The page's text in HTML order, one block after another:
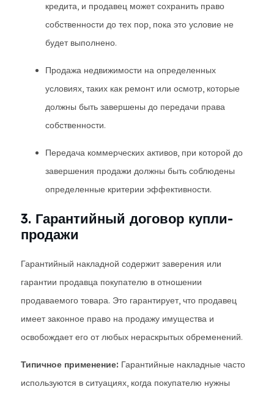
кредита, и продавец может сохранить право
собственности до тех пор, пока это условие не
будет выполнено.
Продажа недвижимости на определенных
условиях, таких как ремонт или осмотр, которые
должны быть завершены до передачи права
собственности.
Передача коммерческих активов, при которой до
завершения продажи должны быть соблюдены
определенные критерии эффективности.
3. Гарантийный договор купли-
продажи
Гарантийный накладной содержит заверения или
гарантии продавца покупателю в отношении
продаваемого товара. Это гарантирует, что продавец
имеет законное право на продажу имущества и
освобождает его от любых нераскрытых обременений.
Типичное применение: Гарантийные накладные часто
используются в ситуациях, когда покупателю нужны